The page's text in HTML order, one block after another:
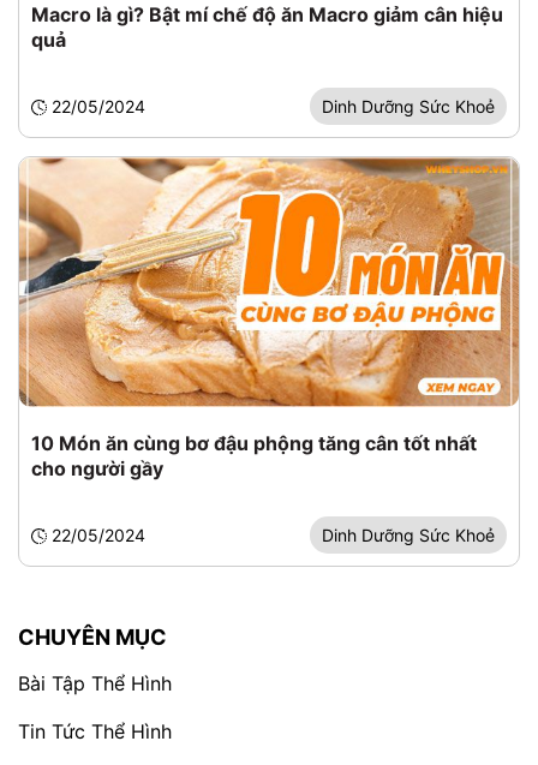
Macro là gì? Bật mí chế độ ăn Macro giảm cân hiệu
quả
22/05/2024 Dinh Dưỡng Sức Khoẻ
10 Món ăn cùng bơ đậu phộng tăng cân tốt nhất
cho người gầy
22/05/2024 Dinh Dưỡng Sức Khoẻ
CHUYÊN MỤC
Bài Tập Thể Hình
Tin Tức Thể Hình